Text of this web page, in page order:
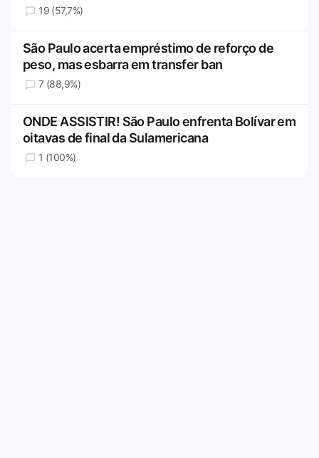
19 (57,7%)
São Paulo acerta empréstimo de reforço de
peso, mas esbarra em transfer ban
7 (88,9%)
ONDE ASSISTIR! São Paulo enfrenta Bolívar em
oitavas de final da Sulamericana
1 (100%)